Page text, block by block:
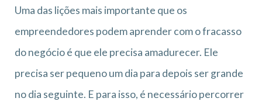
Uma das lições mais importante que os
empreendedores podem aprender com o fracasso
do negócio é que ele precisa amadurecer. Ele
precisa ser pequeno um dia para depois ser grande
no dia seguinte. E para isso, é necessário percorrer